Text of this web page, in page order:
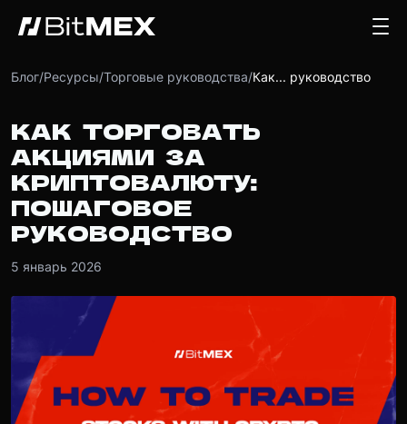
Блог/Ресурсы/Торговые руководства/Как... руководство
КАК ТОРГОВАТЬ
АКЦИЯМИ ЗА
КРИПТОВАЛЮТУ:
ПОШАГОВОЕ
РУКОВОДСТВО
5 январь 2026